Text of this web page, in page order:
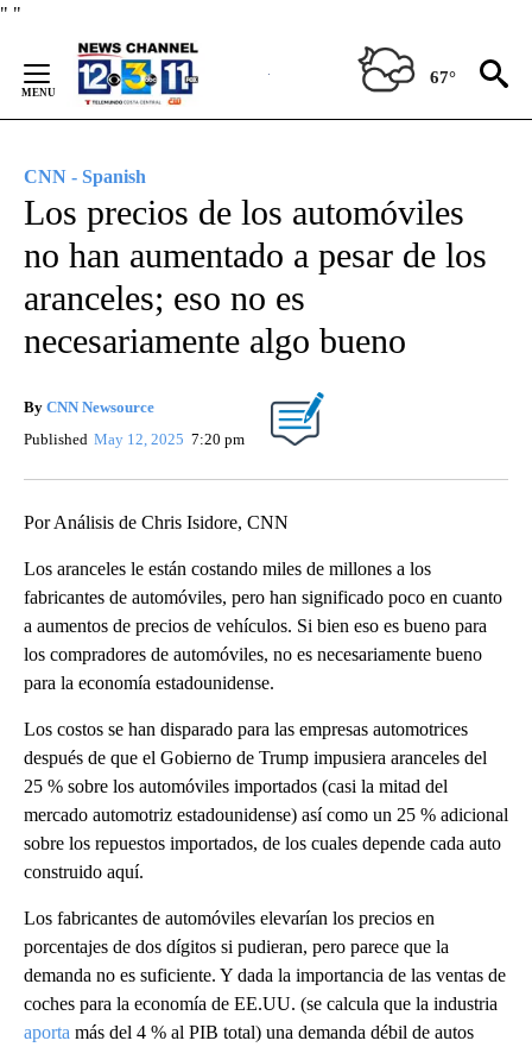
" "
Content
67°
CNN - Spanish
Los precios de los automóviles
no han aumentado a pesar de los
aranceles; eso no es
necesariamente algo bueno
By CNN Newsource
Published May 12, 2025 7:20 pm
Por Análisis de Chris Isidore, CNN
Los aranceles le están costando miles de millones a los
fabricantes de automóviles, pero han significado poco en cuanto
a aumentos de precios de vehículos. Si bien eso es bueno para
los compradores de automóviles, no es necesariamente bueno
para la economía estadounidense.
Los costos se han disparado para las empresas automotrices
después de que el Gobierno de Trump impusiera aranceles del
25 % sobre los automóviles importados (casi la mitad del
mercado automotriz estadounidense) así como un 25 % adicional
sobre los repuestos importados, de los cuales depende cada auto
construido aquí.
Los fabricantes de automóviles elevarían los precios en
porcentajes de dos dígitos si pudieran, pero parece que la
demanda no es suficiente. Y dada la importancia de las ventas de
coches para la economía de EE.UU. (se calcula que la industria
aporta más del 4 % al PIB total) una demanda débil de autos